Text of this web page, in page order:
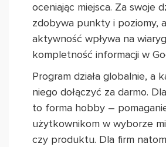
oceniając miejsca. Za swoje
zdobywa punkty i poziomy,
aktywność wpływa na
kompletność informacji w
Program działa globalnie, a
niego dołączyć za darmo.
to forma hobby –
użytkownikom w wyborze
czy produktu. Dla firm